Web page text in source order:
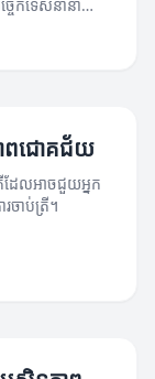
េកទេសនានា
រសិទ្ធភាព។
ពជោគជ័យ
ដែលអាចជួយអ្នក
ចាប់ត្រី។